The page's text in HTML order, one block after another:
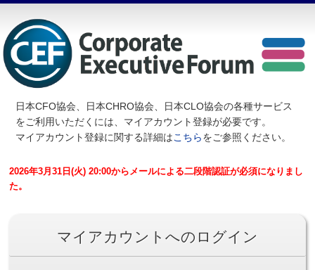
日本CFO協会、日本CHRO協会、日本CLO協会の各種サービス
をご利用いただくには、マイアカウント登録が必要です。
マイアカウント登録に関する詳細はこちらをご参照ください。
2026年3月31日(火) 20:00からメールによる二段階認証が必須になりまし
た。
マイアカウントへのログイン